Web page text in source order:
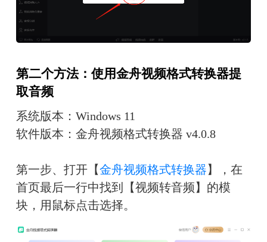
第二个方法：使用金舟视频格式转换器提
取音频
系统版本：Windows 11
软件版本：金舟视频格式转换器 v4.0.8
第一步、打开【金舟视频格式转换器】，在
首页最后一行中找到【视频转音频】的模
块，用鼠标点击选择。